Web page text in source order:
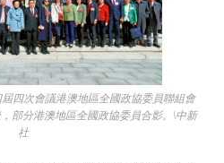
次會議港澳地區全國政協委員聯組會
部分港澳地區全國政協委員合影。\中新
社